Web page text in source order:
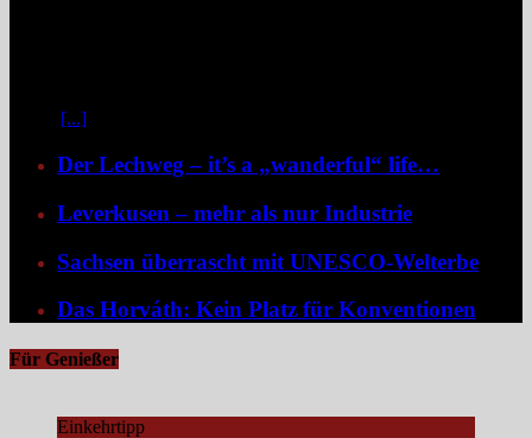
[...]
Der Lechweg – it’s a „wanderful“ life…
Leverkusen – mehr als nur Industrie
Sachsen überrascht mit UNESCO-Welterbe
Das Horváth: Kein Platz für Konventionen
Für Genießer
Einkehrtipp